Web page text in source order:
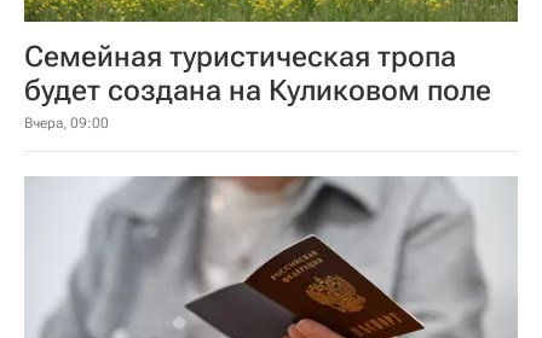
Семейная туристическая тропа
будет создана на Куликовом поле
Вчера, 09:00